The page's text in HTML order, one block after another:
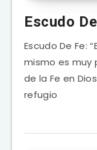
Escudo
Escudo De Fe:
mismo es muy
de la Fe en
refugio